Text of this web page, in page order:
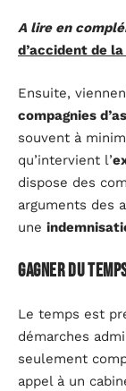
A lire en
d’accident de
Ensuite,
compagnies
souvent à
qu’intervient l’
dispose des
arguments des
une
Gagner du
Le temps est
démarches
seulement
appel à un